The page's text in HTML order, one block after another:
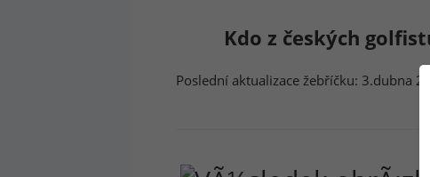
Kdo z českých
Poslední aktualizace žebříčku: 3.dubna